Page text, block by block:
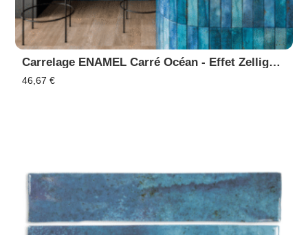
Carrelage ENAMEL Carré Océan - Effet Zellige, Faïence Murale
46,67€